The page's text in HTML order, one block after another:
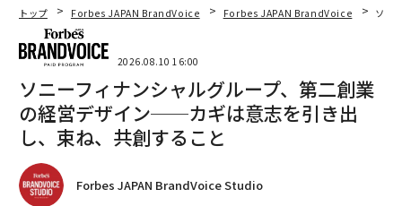
トップ Forbes JAPAN BrandVoice Forbes JAPAN BrandVoice ソニ
2026.08.10 16:00
ソニーフィナンシャルグループ、第二創業
の経営デザイン──カギは意志を引き出
し、束ね、共創すること
Forbes JAPAN BrandVoice Studio